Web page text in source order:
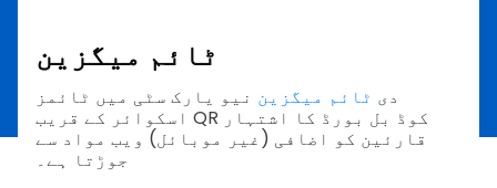
ٹائم میگزین
دی ٹائم میگزین نیو یارک سٹی میں ٹائمز
اسکوائر کے قریب QR کوڈ بل بورڈ کا اشتہار
قارئین کو اضافی (غیر موبائل) ویب مواد سے
جوڑتا ہے۔